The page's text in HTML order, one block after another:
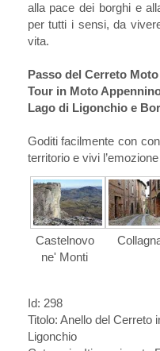
alla pace dei borghi e
per tutti i sensi, da
vita.
Passo del Cerreto
Tour in Moto
Lago di Ligonchio e
Goditi facilmente con
territorio e vivi
Castelnovo
ne' Monti
Id: 298
Titolo: Anello del Cerreto
Ligonchio